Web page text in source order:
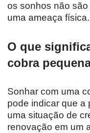
os sonhos não
uma ameaça física.
O que
cobra
Sonhar com uma
pode indicar que a
uma situação de
renovação em um